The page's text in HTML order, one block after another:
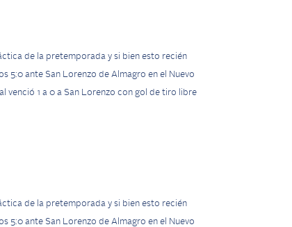
de la pretemporada y si bien esto recién
5:0 ante San Lorenzo de Almagro en el Nuevo
venció 1 a 0 a San Lorenzo con gol de tiro libre
de la pretemporada y si bien esto recién
5:0 ante San Lorenzo de Almagro en el Nuevo